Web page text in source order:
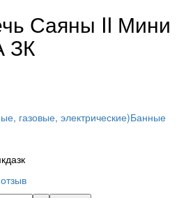
Саяны II Мини
ЗК
газовые, электрические)Банные